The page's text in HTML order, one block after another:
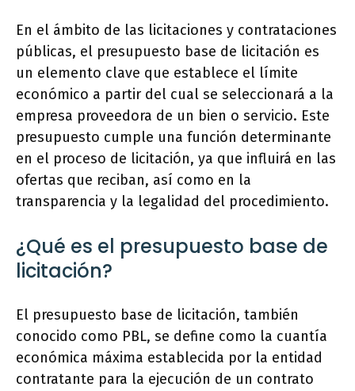
En el ámbito de las licitaciones y contrataciones
públicas, el presupuesto base de licitación es
un elemento clave que establece el límite
económico a partir del cual se seleccionará a la
empresa proveedora de un bien o servicio. Este
presupuesto cumple una función determinante
en el proceso de licitación, ya que influirá en las
ofertas que reciban, así como en la
transparencia y la legalidad del procedimiento.
¿Qué es el presupuesto base de
licitación?
El presupuesto base de licitación, también
conocido como PBL, se define como la cuantía
económica máxima establecida por la entidad
contratante para la ejecución de un contrato